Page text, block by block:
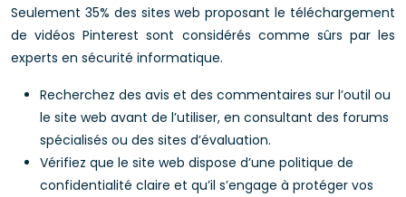
Seulement 35% des sites web proposant le téléchargement
de vidéos Pinterest sont considérés comme sûrs par les
experts en sécurité informatique.
Recherchez des avis et des commentaires sur l’outil ou
le site web avant de l’utiliser, en consultant des forums
spécialisés ou des sites d’évaluation.
Vérifiez que le site web dispose d’une politique de
confidentialité claire et qu’il s’engage à protéger vos